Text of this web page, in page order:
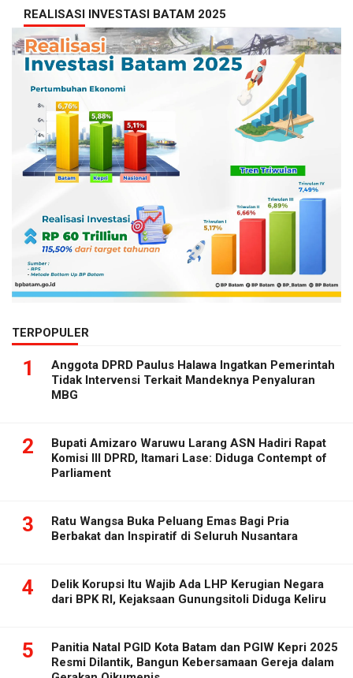
REALISASI INVESTASI BATAM 2025
TERPOPULER
1
Anggota DPRD Paulus Halawa Ingatkan Pemerintah
Tidak Intervensi Terkait Mandeknya Penyaluran
MBG
2
Bupati Amizaro Waruwu Larang ASN Hadiri Rapat
Komisi III DPRD, Itamari Lase: Diduga Contempt of
Parliament
3
Ratu Wangsa Buka Peluang Emas Bagi Pria
Berbakat dan Inspiratif di Seluruh Nusantara
4
Delik Korupsi Itu Wajib Ada LHP Kerugian Negara
dari BPK RI, Kejaksaan Gunungsitoli Diduga Keliru
5
Panitia Natal PGID Kota Batam dan PGIW Kepri 2025
Resmi Dilantik, Bangun Kebersamaan Gereja dalam